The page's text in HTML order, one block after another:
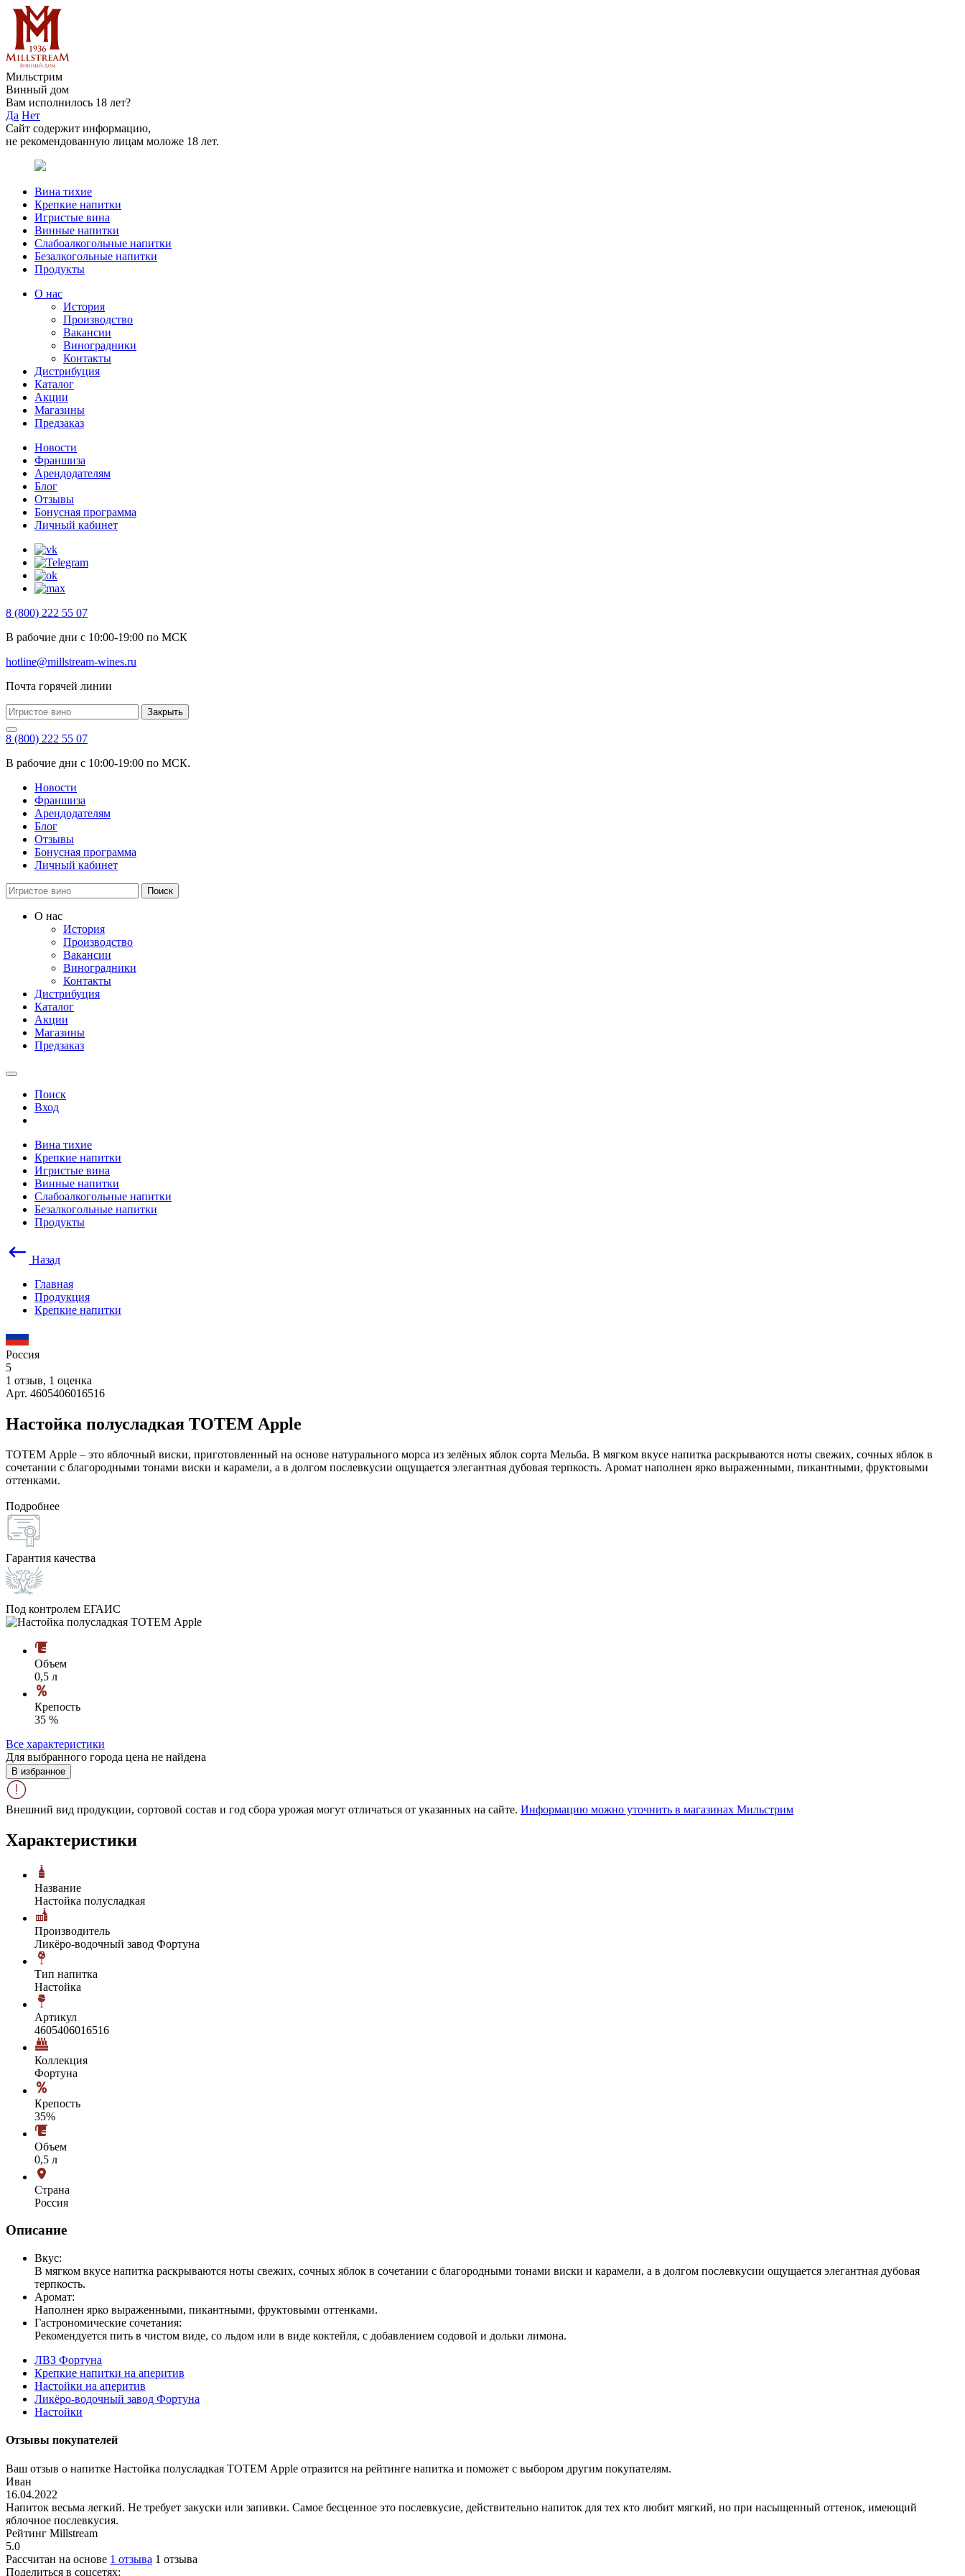
Мильстрим
Винный дом
Вам исполнилось 18 лет?
Да Нет
Сайт содержит информацию,
не рекомендованную лицам моложе 18 лет.
Вина тихие
Крепкие напитки
Игристые вина
Винные напитки
Слабоалкогольные напитки
Безалкогольные напитки
Продукты
О нас
История
Производство
Вакансии
Виноградники
Контакты
Дистрибуция
Каталог
Акции
Магазины
Предзаказ
Новости
Франшиза
Арендодателям
Блог
Отзывы
Бонусная программа
Личный кабинет
8 (800) 222 55 07
В рабочие дни с 10:00-19:00 по МСК
hotline@millstream-wines.ru
Почта горячей линии
Закрыть
8 (800) 222 55 07
В рабочие дни с 10:00-19:00 по МСК.
Новости
Франшиза
Арендодателям
Блог
Отзывы
Бонусная программа
Личный кабинет
Поиск
О нас
История
Производство
Вакансии
Виноградники
Контакты
Дистрибуция
Каталог
Акции
Магазины
Предзаказ
Поиск
Вход
Вина тихие
Крепкие напитки
Игристые вина
Винные напитки
Слабоалкогольные напитки
Безалкогольные напитки
Продукты
Назад
Главная
Продукция
Крепкие напитки
Россия
5
1 отзыв, 1 оценка
Арт. 4605406016516
Настойка полусладкая ТОТЕМ Apple
ТОТЕМ Apple – это яблочный виски, приготовленный на основе натурального морса из зелёных яблок сорта Мельба. В мягком вкусе напитка раскрываются ноты свежих, сочных яблок в
сочетании с благородными тонами виски и карамели, а в долгом послевкусии ощущается элегантная дубовая терпкость. Аромат наполнен ярко выраженными, пикантными, фруктовыми
оттенками.
Подробнее
Гарантия качества
Под контролем ЕГАИС
Объем
0,5 л
Крепость
35 %
Все характеристики
Для выбранного города цена не найдена
В избранное
Внешний вид продукции, сортовой состав и год сбора урожая могут отличаться от указанных на сайте. Информацию можно уточнить в магазинах Мильстрим
Характеристики
Название
Настойка полусладкая
Производитель
Ликёро-водочный завод Фортуна
Тип напитка
Настойка
Артикул
4605406016516
Коллекция
Фортуна
Крепость
35%
Объем
0,5 л
Страна
Россия
Описание
Вкус:
В мягком вкусе напитка раскрываются ноты свежих, сочных яблок в сочетании с благородными тонами виски и карамели, а в долгом послевкусии ощущается элегантная дубовая
терпкость.
Аромат:
Наполнен ярко выраженными, пикантными, фруктовыми оттенками.
Гастрономические сочетания:
Рекомендуется пить в чистом виде, со льдом или в виде коктейля, с добавлением содовой и дольки лимона.
ЛВЗ Фортуна
Крепкие напитки на аперитив
Настойки на аперитив
Ликёро-водочный завод Фортуна
Настойки
Отзывы покупателей
Ваш отзыв о напитке Настойка полусладкая ТОТЕМ Apple отразится на рейтинге напитка и поможет с выбором другим покупателям.
Иван
16.04.2022
Напиток весьма легкий. Не требует закуски или запивки. Самое бесценное это послевкусие, действительно напиток для тех кто любит мягкий, но при насыщенный оттенок, имеющий
яблочное послевкусия.
Рейтинг Millstream
5.0
Рассчитан на основе 1 отзыва 1 отзыва
Поделиться в соцсетях: